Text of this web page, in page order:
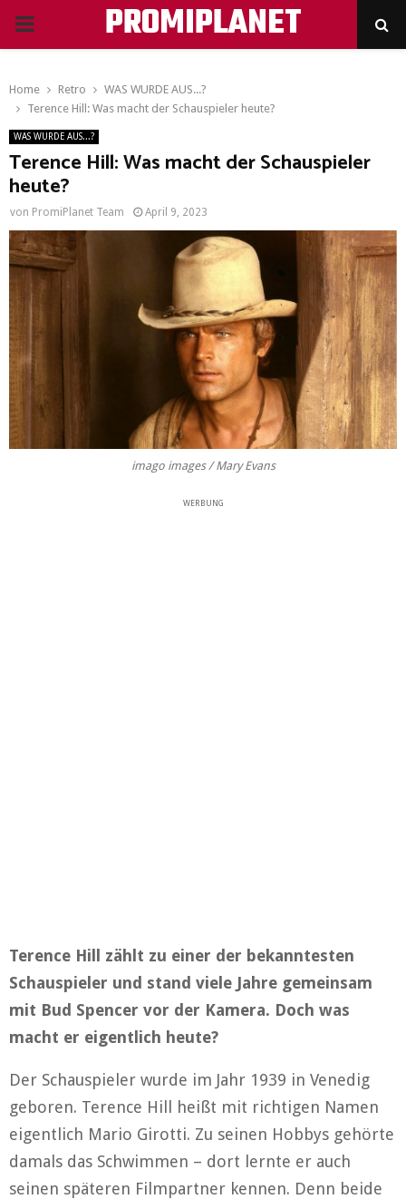
PRIMARY
PROMIPLANET
Home Retro
WAS WURDE AUS...?
Terence Hill: Was macht der Schauspieler heute?
WAS WURDE AUS...?
Terence Hill: Was macht der Schauspieler
heute?
von PromiPlanet Team April 9, 2023
imago images / Mary Evans
WERBUNG
Terence Hill zählt zu einer der bekanntesten
Schauspieler und stand viele Jahre gemeinsam
mit Bud Spencer vor der Kamera. Doch was
macht er eigentlich heute?
Der Schauspieler wurde im Jahr 1939 in Venedig
geboren. Terence Hill heißt mit richtigen Namen
eigentlich Mario Girotti. Zu seinen Hobbys gehörte
damals das Schwimmen – dort lernte er auch
seinen späteren Filmpartner kennen. Denn beide